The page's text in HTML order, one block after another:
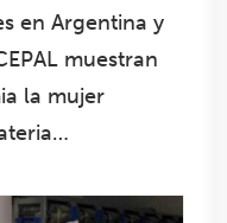
en Argentina y
muestran
la mujer